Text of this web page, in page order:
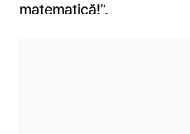
matematică!”.